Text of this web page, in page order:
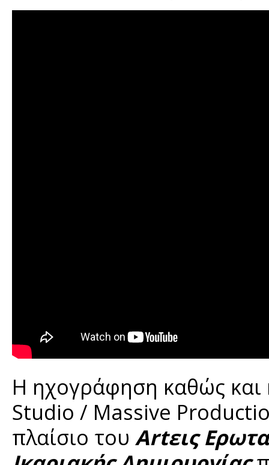
H ηχογράφηση καθώς και
Studio / Massive
πλαίσιο του Artεις